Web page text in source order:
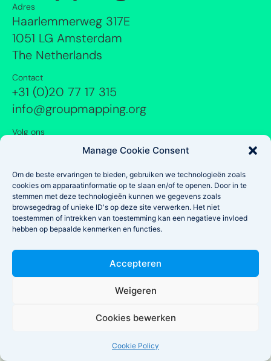
Manage Cookie Consent
Om de beste ervaringen te bieden, gebruiken we technologieën zoals
cookies om apparaatinformatie op te slaan en/of te openen. Door in te
stemmen met deze technologieën kunnen we gegevens zoals
browsegedrag of unieke ID's op deze site verwerken. Het niet
toestemmen of intrekken van toestemming kan een negatieve invloed
hebben op bepaalde kenmerken en functies.
Accepteren
Weigeren
Cookies bewerken
Cookie Policy
Adres
Haarlemmerweg 317E
1051 LG Amsterdam
The Netherlands
Contact
+31 (0)20 77 17 315
info@groupmapping.org
Volg ons
Disclaimer *
Onze voorwaarden Privacy Policy *